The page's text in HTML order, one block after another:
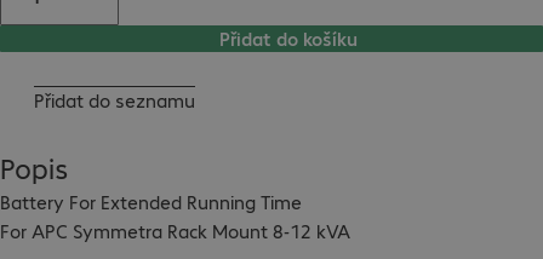
Přidat do košíku
Přidat do seznamu
Popis
Battery For Extended Running Time
For APC Symmetra Rack Mount 8-12 kVA